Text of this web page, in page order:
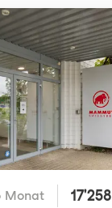
Monat 17'258